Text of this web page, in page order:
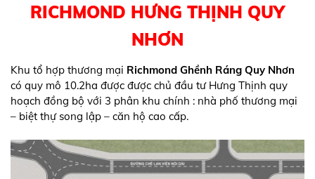
RICHMOND HƯNG THỊNH QUY
NHƠN
Khu tổ hợp thương mại Richmond Ghềnh Ráng Quy Nhơn
có quy mô 10.2ha được được chủ đầu tư Hưng Thịnh quy
hoạch đồng bộ với 3 phân khu chính : nhà phố thương mại
– biệt thự song lập – căn hộ cao cấp.